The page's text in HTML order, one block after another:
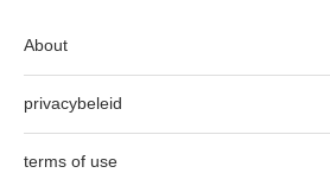
About
privacybeleid
terms of use